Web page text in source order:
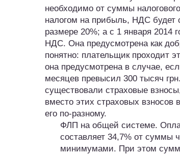
необходимо от суммы
налогом на прибыль, НДС будет
размере 20%; а с 1 января 2014
НДС. Она предусмотрена как
понятно: плательщик проходит
она предусмотрена в случае,
месяцев превысил 300 тысяч грн.
существовали страховые
вместо этих страховых
его по-разному.
ФЛП на общей системе.
составляет 34,7% от суммы
минимумами. При этом